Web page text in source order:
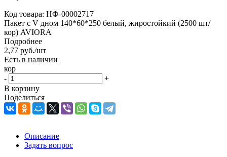
Код товара: НФ-00002717
Пакет с V дном 140*60*250 белый, жиростойкий (2500 шт/
кор) AVIORA
Подробнее
2,77 руб./шт
Есть в наличии
кор
-
+
В корзину
Поделиться
Описание
Задать вопрос